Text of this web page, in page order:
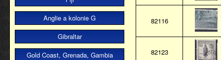
Anglie a kolonie G
Gibraltar
Gold Coast, Grenada, Gambia
82116
82123